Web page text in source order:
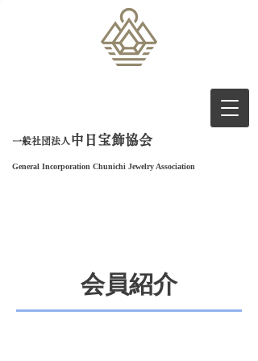
一般社団法人 中日宝飾協会
General Incorporation Chunichi Jewelry Association
会員紹介